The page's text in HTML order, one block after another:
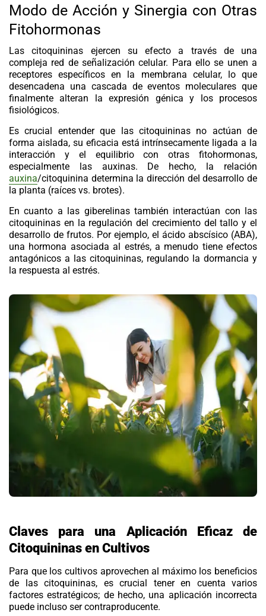
Modo de Acción y Sinergia con Otras
Fitohormonas
Lascitoquininas ejercen su efecto a través de una
compleja red de señalización celular. Para ello se unen a
receptores específicos en la membrana celular, lo que
desencadena una cascada de eventos moleculares que
finalmente alteran la expresión génica y los procesos
fisiológicos.
Es crucial entender que las citoquininasno actúan de
forma aislada, su eficacia está intrínsecamente ligada a la
interacción y el equilibrio con otras fitohormonas,
especialmente las auxinas. De hecho, la relación
auxina/citoquinina determina la dirección del desarrollo de
la planta (raíces vs. brotes).
En cuanto a las giberelinas también interactúan con las
citoquininas en la regulación del crecimiento del tallo y el
desarrollo de frutos. Por ejemplo, el ácido abscísico (ABA),
una hormona asociada al estrés, a menudo tiene efectos
antagónicos a las citoquininas, regulando la dormancia y
la respuesta al estrés.
Claves para una Aplicación Eficaz de
Citoquininas en Cultivos
Para que los cultivos aprovechen al máximo los beneficios
de las citoquininas, es crucial tener en cuenta varios
factores estratégicos; de hecho, una aplicación incorrecta
puede incluso ser contraproducente.